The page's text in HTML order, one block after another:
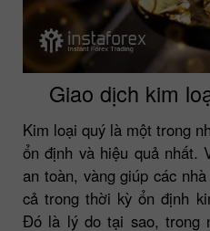
Giao dịch kim
Kim loại quý là một trong
ổn định và hiệu quả nhất.
an toàn, vàng giúp các
cả trong thời kỳ ổn định
Đó là lý do tại sao, trong